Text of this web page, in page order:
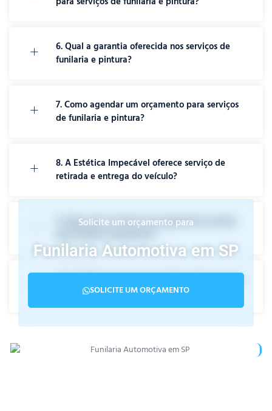
Solicite um orçamento para
Funilaria Automotiva em SP
SOLICITE UM ORÇAMENTO
6. Qual a garantia oferecida nos serviços de
funilaria e pintura?
7. Como agendar um orçamento para serviços
de funilaria e pintura?
8. A Estética Impecável oferece serviço de
retirada e entrega do veículo?
9. Quais são as formas de pagamento aceitas
de veículos?